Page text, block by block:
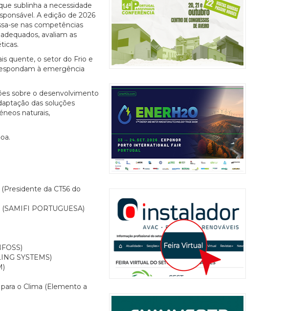
sublinha a necessidade
A edição de 2026
se nas competências
avaliam as
quente, o setor do Frio e
à emergência
sobre o desenvolvimento
das soluções
naturais,
da CT56 do
PORTUGUESA)
SYSTEMS)
o Clima (Elemento a